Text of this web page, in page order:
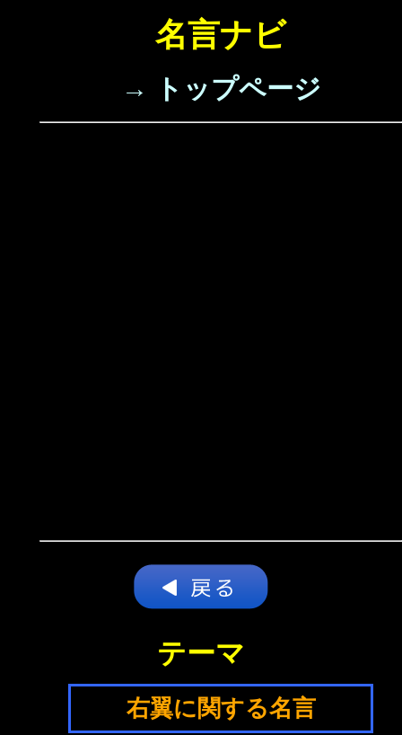
名言ナビ
→ トップページ
テーマ
右翼に関する名言